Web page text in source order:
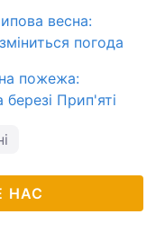
весна:
погода
пожежа:
березі Прип'яті
НАС